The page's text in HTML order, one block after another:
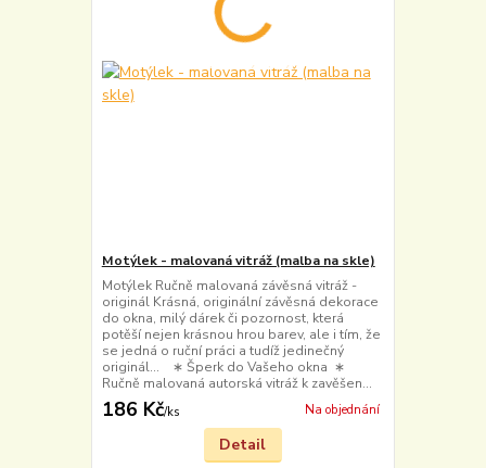
Motýlek - malovaná vitráž (malba na skle)
Motýlek Ručně malovaná závěsná vitráž -
originál Krásná, originální závěsná dekorace
do okna, milý dárek či pozornost, která
potěší nejen krásnou hrou barev, ale i tím, že
se jedná o ruční práci a tudíž jedinečný
originál... ∗ Šperk do Vašeho okna ∗
Ručně malovaná autorská vitráž k zavěšen...
186 Kč/ks Na objednání
Detail